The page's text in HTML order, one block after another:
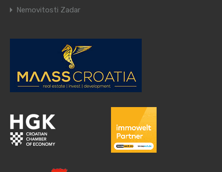
Nemovitosti Zadar